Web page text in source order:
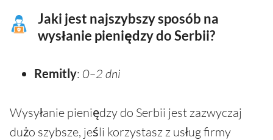
Jaki jest najszybszy sposób na
wysłanie pieniędzy do Serbii?
Remitly: 0–2 dni
Wysyłanie pieniędzy do Serbii jest zazwyczaj
dużo szybsze, jeśli korzystasz z usług firmy